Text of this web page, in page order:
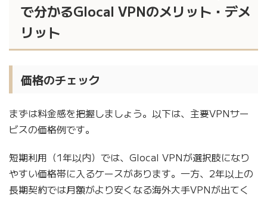
で分かるGlocal VPNのメリット・デメ
リット
価格のチェック
まずは料金感を把握しましょう。以下は、主要VPNサー
ビスの価格例です。
短期利用（1年以内）では、Glocal VPNが選択肢になり
やすい価格帯に入るケースがあります。一方、2年以上の
長期契約では月額がより安くなる海外大手VPNが出てく